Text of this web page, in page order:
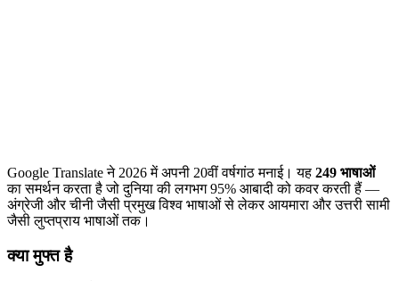
Google Translate ने 2026 में अपनी 20वीं वर्षगांठ मनाई। यह 249 भाषाओं
का समर्थन करता है जो दुनिया की लगभग 95% आबादी को कवर करती हैं —
अंग्रेजी और चीनी जैसी प्रमुख विश्व भाषाओं से लेकर आयमारा और उत्तरी सामी
जैसी लुप्तप्राय भाषाओं तक।
क्या मुफ्त है